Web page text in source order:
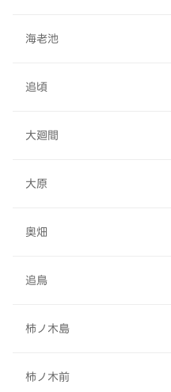
海老池
追頃
大廻間
大原
奥畑
追鳥
柿ノ木島
柿ノ木前